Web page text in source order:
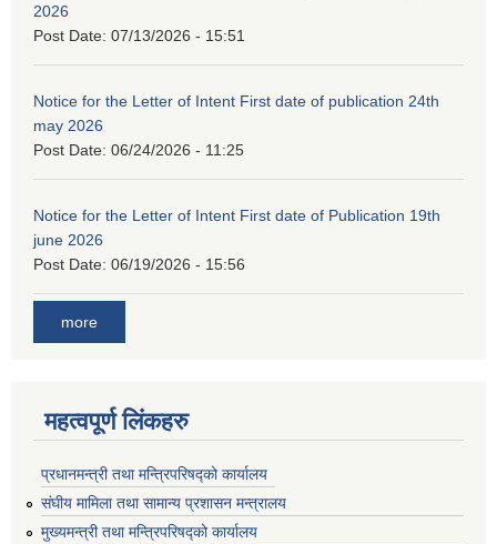
2026
Post Date: 07/13/2026 - 15:51
Notice for the Letter of Intent First date of publication 24th
may 2026
Post Date: 06/24/2026 - 11:25
Notice for the Letter of Intent First date of Publication 19th
june 2026
Post Date: 06/19/2026 - 15:56
more
महत्वपूर्ण लिंकहरु
प्रधानमन्त्री तथा मन्त्रिपरिषद्को कार्यालय
संघीय मामिला तथा सामान्य प्रशासन मन्त्रालय
मुख्यमन्त्री तथा मन्त्रिपरिषद्को कार्यालय